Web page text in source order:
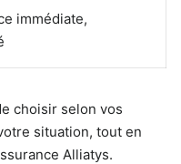
immédiate,
choisir selon vos
situation, tout en
Alliatys.